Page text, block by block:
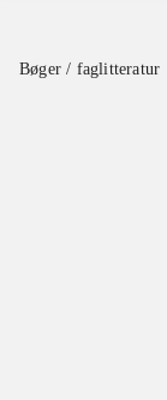
Bøger / faglitteratur